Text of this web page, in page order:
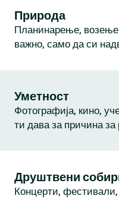
Природа
Планинарење,
важно, само да си
Уметност
Фотографија, кино,
ти дава за причина за
Друштвени
Концерти,